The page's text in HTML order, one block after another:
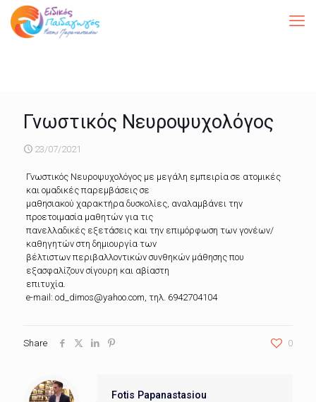
Γνωστικός Νευροψυχολόγος
23/07/2021
Γνωστικός Νευροψυχολόγος με μεγάλη εμπειρία σε ατομικές
και ομαδικές παρεμβάσεις σε
μαθησιακού χαρακτήρα δυσκολίες, αναλαμβάνει την
προετοιμασία μαθητών για τις
πανελλαδικές εξετάσεις και την επιμόρφωση των γονέων/
καθηγητών στη δημιουργία των
βέλτιστων περιβαλλοντικών συνθηκών μάθησης που
εξασφαλίζουν σίγουρη και αβίαστη
επιτυχία.
e-mail: od_dimos@yahoo.com, τηλ. 6942704104
Share 0
Fotis Papanastasiou